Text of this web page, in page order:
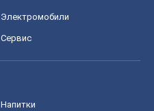
Электромобили
Сервис
Напитки